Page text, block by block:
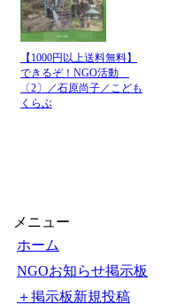
【1000円以上送料無料】
できるぞ！NGO活動
〔2〕／石原尚子／こども
くらぶ
メニュー
ホーム
NGOお知らせ掲示板
＋掲示板新規投稿